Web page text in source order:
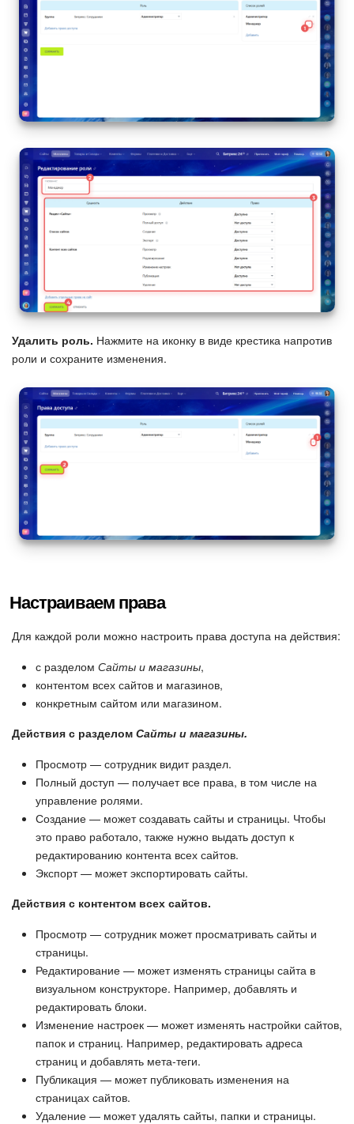
Удалить роль. Нажмите на иконку в виде крестика напротив
роли и сохраните изменения.
Настраиваем права
Для каждой роли можно настроить права доступа на действия:
с разделом Сайты и магазины,
контентом всех сайтов и магазинов,
конкретным сайтом или магазином.
Действия с разделом Сайты и магазины.
Просмотр — сотрудник видит раздел.
Полный доступ — получает все права, в том числе на
управление ролями.
Создание — может создавать сайты и страницы. Чтобы
это право работало, также нужно выдать доступ к
редактированию контента всех сайтов.
Экспорт — может экспортировать сайты.
Действия с контентом всех сайтов.
Просмотр — сотрудник может просматривать сайты и
страницы.
Редактирование — может изменять страницы сайта в
визуальном конструкторе. Например, добавлять и
редактировать блоки.
Изменение настроек — может изменять настройки сайтов,
папок и страниц. Например, редактировать адреса
страниц и добавлять мета-теги.
Публикация — может публиковать изменения на
страницах сайтов.
Удаление — может удалять сайты, папки и страницы.